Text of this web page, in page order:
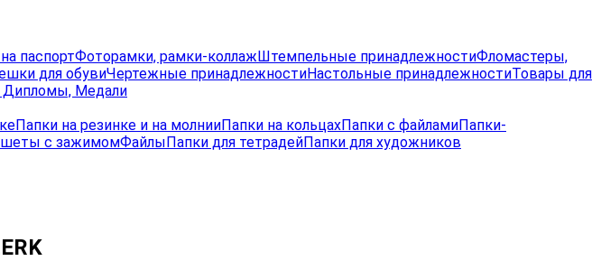
паспортФоторамки, рамки-коллажШтемпельные принадлежностиФломастеры,
для обувиЧертежные принадлежностиНастольные принадлежностиТовары для
Дипломы, Медали
Папки на резинке и на молнииПапки на кольцахПапки с файламиПапки-
с зажимомФайлыПапки для тетрадейПапки для художников